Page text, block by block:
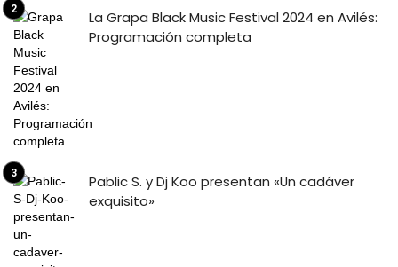
La Grapa Black Music Festival 2024 en Avilés:
Programación completa
Pablic S. y Dj Koo presentan «Un cadáver
exquisito»